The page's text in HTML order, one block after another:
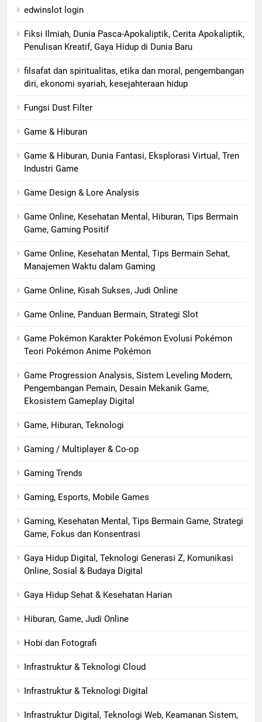
edwinslot login
Fiksi Ilmiah, Dunia Pasca-Apokaliptik, Cerita Apokaliptik,
Penulisan Kreatif, Gaya Hidup di Dunia Baru
filsafat dan spiritualitas, etika dan moral, pengembangan
diri, ekonomi syariah, kesejahteraan hidup
Fungsi Dust Filter
Game & Hiburan
Game & Hiburan, Dunia Fantasi, Eksplorasi Virtual, Tren
Industri Game
Game Design & Lore Analysis
Game Online, Kesehatan Mental, Hiburan, Tips Bermain
Game, Gaming Positif
Game Online, Kesehatan Mental, Tips Bermain Sehat,
Manajemen Waktu dalam Gaming
Game Online, Kisah Sukses, Judi Online
Game Online, Panduan Bermain, Strategi Slot
Game Pokémon Karakter Pokémon Evolusi Pokémon
Teori Pokémon Anime Pokémon
Game Progression Analysis, Sistem Leveling Modern,
Pengembangan Pemain, Desain Mekanik Game,
Ekosistem Gameplay Digital
Game, Hiburan, Teknologi
Gaming / Multiplayer & Co-op
Gaming Trends
Gaming, Esports, Mobile Games
Gaming, Kesehatan Mental, Tips Bermain Game, Strategi
Game, Fokus dan Konsentrasi
Gaya Hidup Digital, Teknologi Generasi Z, Komunikasi
Online, Sosial & Budaya Digital
Gaya Hidup Sehat & Kesehatan Harian
Hiburan, Game, Judi Online
Hobi dan Fotografi
Infrastruktur & Teknologi Cloud
Infrastruktur & Teknologi Digital
Infrastruktur Digital, Teknologi Web, Keamanan Sistem,